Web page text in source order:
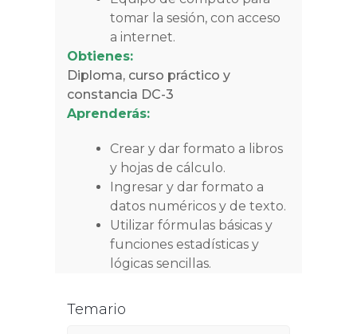
tomar la sesión, con acceso
a internet.
Obtienes:
Diploma, curso práctico y
constancia DC-3
Aprenderás:
Crear y dar formato a libros
y hojas de cálculo.
Ingresar y dar formato a
datos numéricos y de texto.
Utilizar fórmulas básicas y
funciones estadísticas y
lógicas sencillas.
Temario